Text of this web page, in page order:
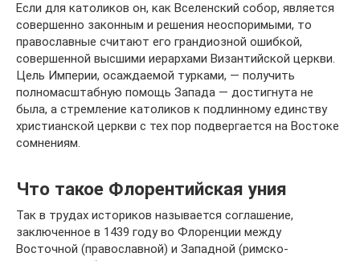
Если для католиков он, как Вселенский собор, является
совершенно законным и решения неоспоримыми, то
православные считают его грандиозной ошибкой,
совершенной высшими иерархами Византийской церкви.
Цель Империи, осаждаемой турками, — получить
полномасштабную помощь Запада — достигнута не
была, а стремление католиков к подлинному единству
христианской церкви с тех пор подвергается на Востоке
сомнениям.
Что такое Флорентийская уния
Так в трудах историков называется соглашение,
заключенное в 1439 году во Флоренции между
Восточной (православной) и Западной (римско-